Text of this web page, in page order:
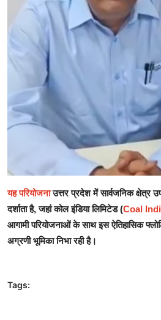
यह परियोजनाउत्तर प्रदेश में सार्वजनिक क्षेत्र
दर्शाता है, जहां कोल इंडिया लिमिटेड (Coal
आगामी परियोजनाओं के साथ इस ऐतिहासिक
अग्रणी भूमिका निभा रही है।
Tags: